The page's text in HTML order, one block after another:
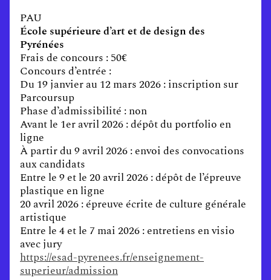
PAU
École supérieure d’art et de design des
Pyrénées
Frais de concours : 50€
Concours d’entrée :
Du 19 janvier au 12 mars 2026 : inscription sur
Parcoursup
Phase d’admissibilité : non
Avant le 1er avril 2026 : dépôt du portfolio en
ligne
À partir du 9 avril 2026 : envoi des convocations
aux candidats
Entre le 9 et le 20 avril 2026 : dépôt de l’épreuve
plastique en ligne
20 avril 2026 : épreuve écrite de culture générale
artistique
Entre le 4 et le 7 mai 2026 : entretiens en visio
avec jury
https://esad-pyrenees.fr/enseignement-
superieur/admission